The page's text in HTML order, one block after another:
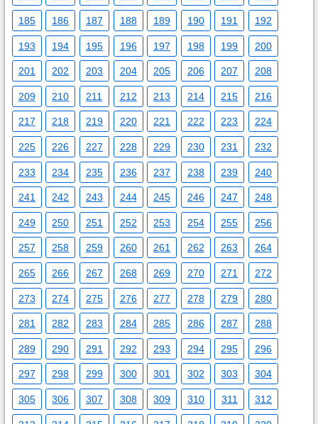
185 186 187 188 189 190 191 192
193 194 195 196 197 198 199 200
201 202 203 204 205 206 207 208
209 210 211 212 213 214 215 216
217 218 219 220 221 222 223 224
225 226 227 228 229 230 231 232
233 234 235 236 237 238 239 240
241 242 243 244 245 246 247 248
249 250 251 252 253 254 255 256
257 258 259 260 261 262 263 264
265 266 267 268 269 270 271 272
273 274 275 276 277 278 279 280
281 282 283 284 285 286 287 288
289 290 291 292 293 294 295 296
297 298 299 300 301 302 303 304
305 306 307 308 309 310 311 312